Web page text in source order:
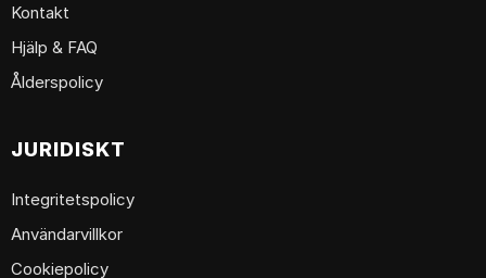
Kontakt
Hjälp & FAQ
Ålderspolicy
JURIDISKT
Integritetspolicy
Användarvillkor
Cookiepolicy